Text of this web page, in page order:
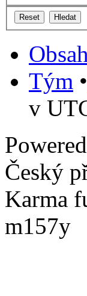
Tým •
v
Český
Karma
m157y